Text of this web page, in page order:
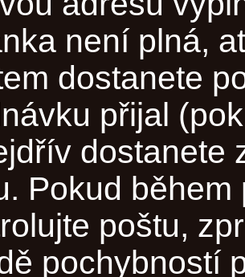
není plná,
dostanete
přijal
dostanete
Pokud
poštu,
pochybností